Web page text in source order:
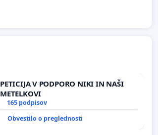
PETICIJA V PODPORO NIKI IN NAŠI
METELKOVI
165 podpisov
Obvestilo o preglednosti